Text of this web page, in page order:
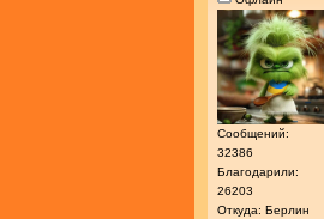
Сообщений:
32386
Благодарили:
26203
Откуда: Берлин